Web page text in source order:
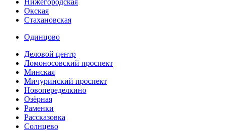
Нижегородская
Окская
Стахановская
Одинцово
Деловой центр
Ломоносовский проспект
Минская
Мичуринский проспект
Новопере­делкино
Озёрная
Раменки
Рассказовка
Солнцево